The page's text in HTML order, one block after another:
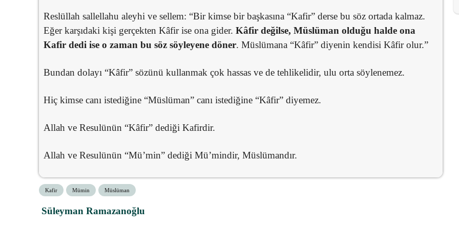
Reslüllah sallellahu aleyhi ve sellem: “Bir kimse bir başkasına “Kafir” derse bu söz ortada kalmaz.
Eğer karşıdaki kişi gerçekten Kâfir ise ona gider. Kâfir değilse, Müslüman olduğu halde ona
Kafir dedi ise o zaman bu söz söyleyene döner. Müslümana “Kâfir” diyenin kendisi Kâfir olur.”
Bundan dolayı “Kâfir” sözünü kullanmak çok hassas ve de tehlikelidir, ulu orta söylenemez.
Hiç kimse canı istediğine “Müslüman” canı istediğine “Kâfir” diyemez.
Allah ve Resulünün “Kâfir” dediği Kafirdir.
Allah ve Resulünün “Mü’min” dediği Mü’mindir, Müslümandır.
Kafir Mümin Müslüman
Süleyman Ramazanoğlu